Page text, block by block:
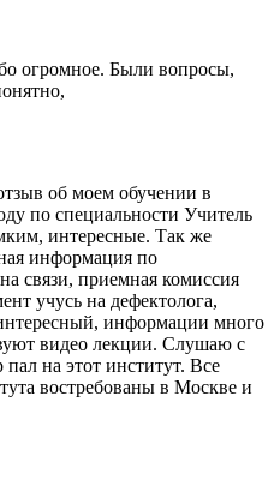
огромное. Были вопросы,
об моем обучении в
по специальности Учитель
интересные. Так же
информация по
связи, приемная комиссия
учусь на дефектолога,
информации много
видео лекции. Слушаю с
на этот институт. Все
востребованы в Москве и